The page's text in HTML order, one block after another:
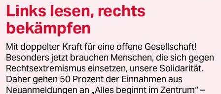
meistkommentiert
1 Wehrplicht in Deutschland
Zwangsdienst ist nie gut, auch nicht für
eine gute Sache
Links lesen, rechts
bekämpfen
Mit doppelter Kraft für eine offene Gesellschaft!
Besonders jetzt brauchen Menschen, die sich gegen
Rechtsextremismus einsetzen, unsere Solidarität.
Daher gehen 50 Prozent der Einnahmen aus
Neuanmeldungen an „Alles beginnt im Zentrum“ –